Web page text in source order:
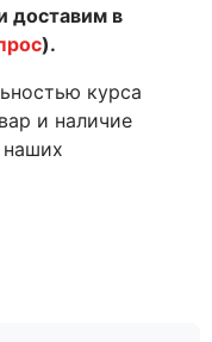
доставим в
).
курса
и наличие
наших